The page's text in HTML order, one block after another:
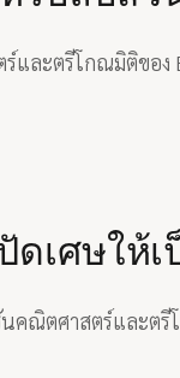
และตรีโกณมิติของ
เศษให้
คณิตศาสตร์และตรี